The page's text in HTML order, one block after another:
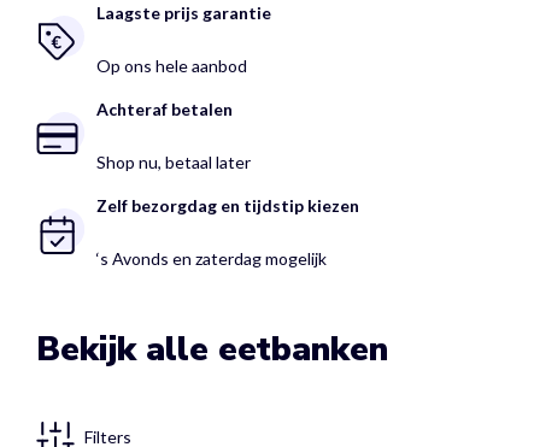
Laagste prijs garantie
Op ons hele aanbod
Achteraf betalen
Shop nu, betaal later
Zelf bezorgdag en tijdstip kiezen
‘s Avonds en zaterdag mogelijk
Bekijk alle eetbanken
Filters